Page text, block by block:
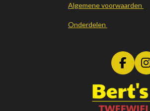
Algemene voorwaarden
Onderdelen
F
a
c
e
I
n
s
t